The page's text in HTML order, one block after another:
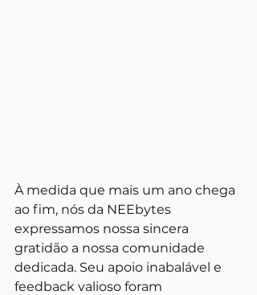
À medida que mais um ano chega
ao fim, nós da NEEbytes
expressamos nossa sincera
gratidão a nossa comunidade
dedicada. Seu apoio inabalável e
feedback valioso foram